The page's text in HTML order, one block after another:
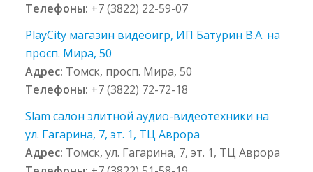
Телефоны: +7 (3822) 22-59-07
PlayCity магазин видеоигр, ИП Батурин В.А. на
просп. Мира, 50
Адрес: Томск, просп. Мира, 50
Телефоны: +7 (3822) 72-72-18
Slam салон элитной аудио-видеотехники на
ул. Гагарина, 7, эт. 1, ТЦ Аврора
Адрес: Томск, ул. Гагарина, 7, эт. 1, ТЦ Аврора